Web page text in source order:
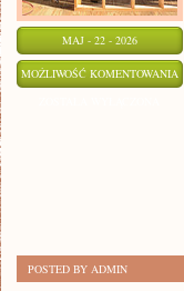
MAJ - 22 - 2026
MOŻLIWOŚĆ KOMENTOWANIA
POSTED BY ADMIN